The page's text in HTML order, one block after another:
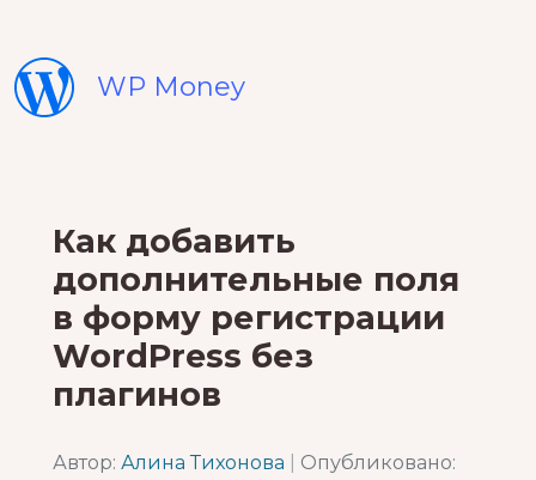
WP Money
Как добавить
дополнительные поля
в форму регистрации
WordPress без
плагинов
Автор: Алина Тихонова
Опубликовано: